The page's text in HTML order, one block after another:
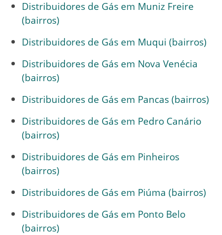
Distribuidores de Gás em Muniz Freire
(bairros)
Distribuidores de Gás em Muqui (bairros)
Distribuidores de Gás em Nova Venécia
(bairros)
Distribuidores de Gás em Pancas (bairros)
Distribuidores de Gás em Pedro Canário
(bairros)
Distribuidores de Gás em Pinheiros
(bairros)
Distribuidores de Gás em Piúma (bairros)
Distribuidores de Gás em Ponto Belo
(bairros)